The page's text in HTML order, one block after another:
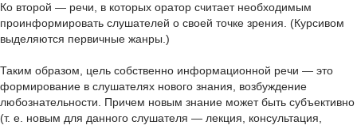
Ко второй — речи, в которых оратор считает необходимым
проинформировать слушателей о своей точке зрения. (Курсивом
выделяются первичные жанры.)
Таким образом, цель собственно информационной речи — это
формирование в слушателях нового знания, возбуждение
любознательности. Причем новым знание может быть субъективно
(т. е. новым для данного слушателя — лекция, консультация,